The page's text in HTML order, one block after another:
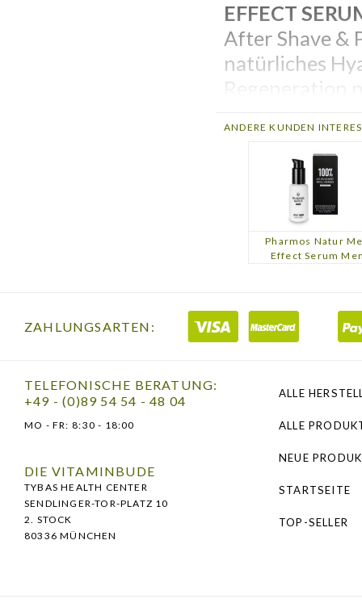
EFFECT
After Shave &
natürliches
Regeneration
BODY &
Optimale
rasch in die
Haut.
Anwendung:
CLEANSING
abwaschen.
kurz
ANDERE KUNDEN
Pharmos Natur
Effect Serum
ZAHLUNGSARTEN:
TELEFONISCHE BERATUNG:
+49 - (0)89 54 54 - 48 04
MO - FR: 8:30 - 18:00
DIE VITAMINBUDE
TYBAS HEALTH CENTER
SENDLINGER-TOR-PLATZ 10
2. STOCK
80336 MÜNCHEN
ALLE
ALLE
NEUE
STARTSEITE
TOP-SELLER